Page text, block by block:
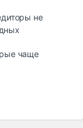
не
чаще